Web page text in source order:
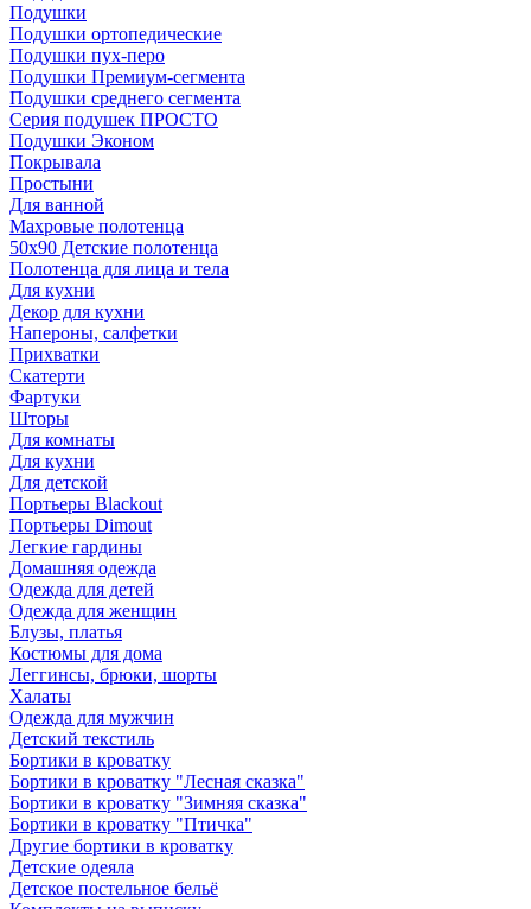
Подушки
Подушки ортопедические
Подушки пух-перо
Подушки Премиум-сегмента
Подушки среднего сегмента
Серия подушек ПРОСТО
Подушки Эконом
Покрывала
Простыни
Для ванной
Махровые полотенца
50х90 Детские полотенца
Полотенца для лица и тела
Для кухни
Декор для кухни
Напероны, салфетки
Прихватки
Скатерти
Фартуки
Шторы
Для комнаты
Для кухни
Для детской
Портьеры Blackout
Портьеры Dimout
Легкие гардины
Домашняя одежда
Одежда для детей
Одежда для женщин
Блузы, платья
Костюмы для дома
Леггинсы, брюки, шорты
Халаты
Одежда для мужчин
Детский текстиль
Бортики в кроватку
Бортики в кроватку "Лесная сказка"
Бортики в кроватку "Зимняя сказка"
Бортики в кроватку "Птичка"
Другие бортики в кроватку
Детские одеяла
Детское постельное бельё